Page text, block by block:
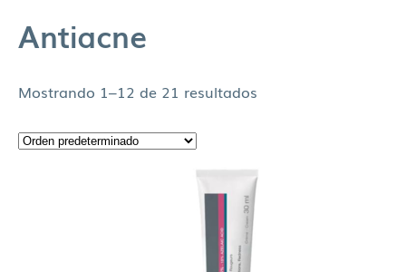
Antiacne
Mostrando 1–12 de 21 resultados